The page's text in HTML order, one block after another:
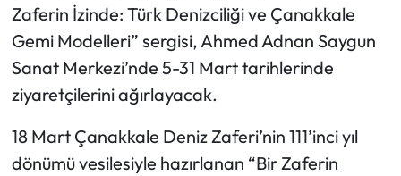
Zaferin İzinde: Türk Denizciliği ve Çanakkale
Gemi Modelleri” sergisi, Ahmed Adnan Saygun
Sanat Merkezi’nde 5-31 Mart tarihlerinde
ziyaretçilerini ağırlayacak.
18 Mart Çanakkale Deniz Zaferi’nin 111’inci yıl
dönümü vesilesiyle hazırlanan “Bir Zaferin